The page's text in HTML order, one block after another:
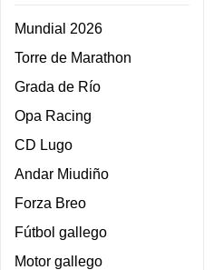
Mundial 2026
Torre de Marathon
Grada de Río
Opa Racing
CD Lugo
Andar Miudiño
Forza Breo
Fútbol gallego
Motor gallego